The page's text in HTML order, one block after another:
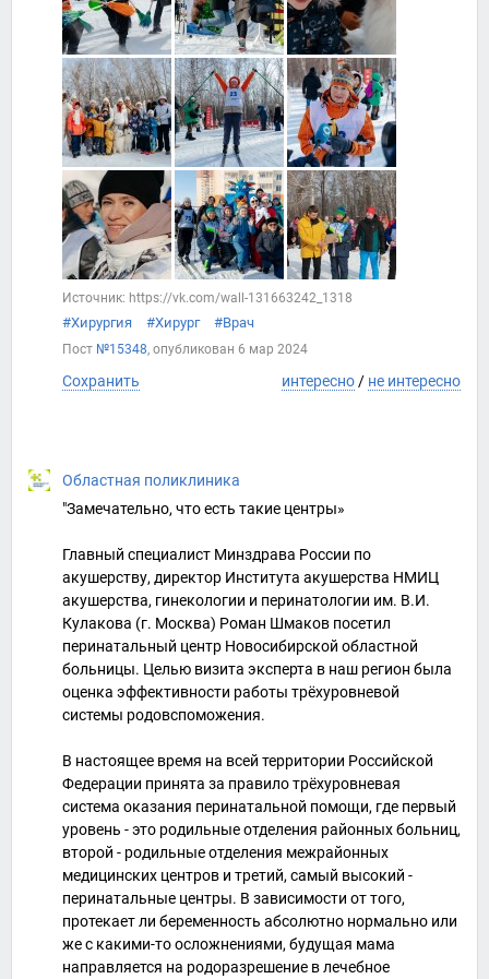
Источник: https://vk.com/wall-131663242_1318
#Хирургия #Хирург #Врач
Пост №15348, опубликован 6 мар 2024
Сохранить интересно / не интересно
Областная поликлиника
"Замечательно, что есть такие центры»
Главный специалист Минздрава России по
акушерству, директор Института акушерства НМИЦ
акушерства, гинекологии и перинатологии им. В.И.
Кулакова (г. Москва) Роман Шмаков посетил
перинатальный центр Новосибирской областной
больницы. Целью визита эксперта в наш регион была
оценка эффективности работы трёхуровневой
системы родовспоможения.
В настоящее время на всей территории Российской
Федерации принята за правило трёхуровневая
система оказания перинатальной помощи, где первый
уровень - это родильные отделения районных больниц,
второй - родильные отделения межрайонных
медицинских центров и третий, самый высокий -
перинатальные центры. В зависимости от того,
протекает ли беременность абсолютно нормально или
же с какими-то осложнениями, будущая мама
направляется на родоразрешение в лечебное